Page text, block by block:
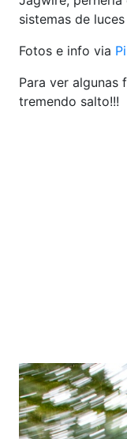
sistemas de
Fotos e info via
Para ver algunas
tremendo salto!!!